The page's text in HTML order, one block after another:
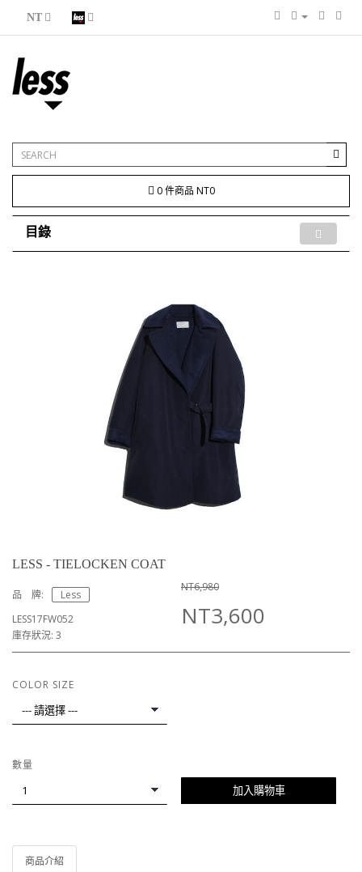
NT
0 件商品 NT0
目錄
LESS - TIELOCKEN COAT
品 牌:
Less
LESS17FW052
庫存狀況: 3
NT6,980
NT3,600
COLOR SIZE
數量
加入購物車
商品介紹